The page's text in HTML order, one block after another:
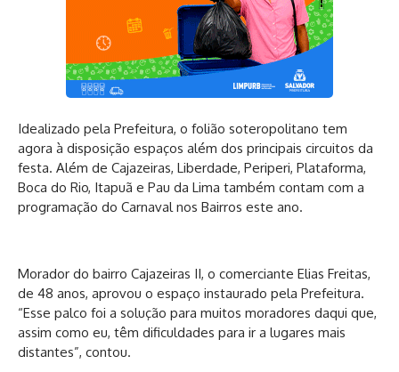
Idealizado pela Prefeitura, o folião soteropolitano tem
agora à disposição espaços além dos principais circuitos da
festa. Além de Cajazeiras, Liberdade, Periperi, Plataforma,
Boca do Rio, Itapuã e Pau da Lima também contam com a
programação do Carnaval nos Bairros este ano.
Morador do bairro Cajazeiras II, o comerciante Elias Freitas,
de 48 anos, aprovou o espaço instaurado pela Prefeitura.
“Esse palco foi a solução para muitos moradores daqui que,
assim como eu, têm dificuldades para ir a lugares mais
distantes”, contou.